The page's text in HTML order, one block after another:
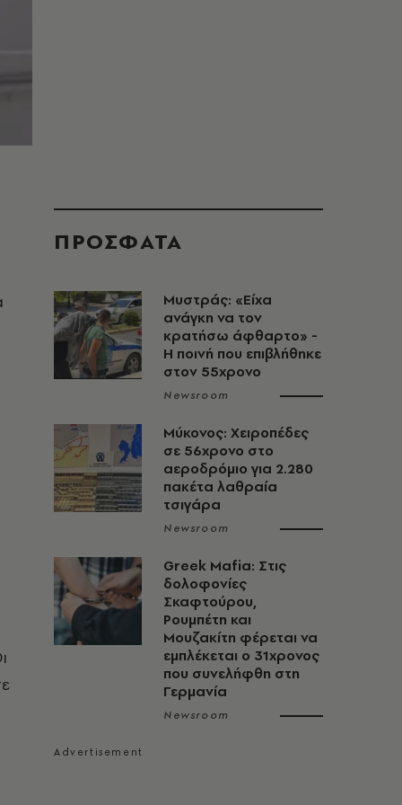
ΠΡΟΣΦΑΤΑ
Μυστράς: «Είχα
ανάγκη να τον
κρατήσω άφθαρτο» -
Η ποινή που επιβλήθηκε
στον 55χρονο
Newsroom
Μύκονος: Χειροπέδες
σε 56χρονο στο
αεροδρόμιο για 2.280
πακέτα λαθραία
τσιγάρα
Newsroom
Greek Mafia: Στις
δολοφονίες
Σκαφτούρου,
Ρουμπέτη και
Μουζακίτη φέρεται να
εμπλέκεται ο 31χρονος
που συνελήφθη στη
Γερμανία
Newsroom